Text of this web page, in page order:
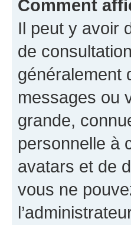
Comment
Il peut y avoir
de
généralement
messages ou
grande,
personnelle à
avatars et de
vous ne